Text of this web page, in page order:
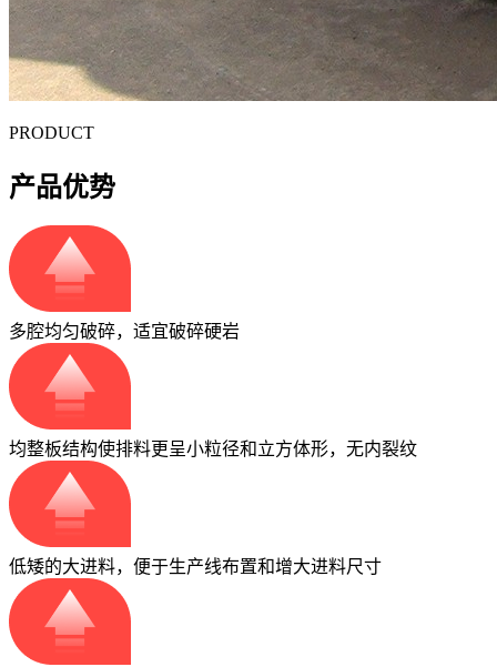
PRODUCT
产品优势
多腔均匀破碎，适宜破碎硬岩
均整板结构使排料更呈小粒径和立方体形，无内裂纹
低矮的大进料，便于生产线布置和增大进料尺寸